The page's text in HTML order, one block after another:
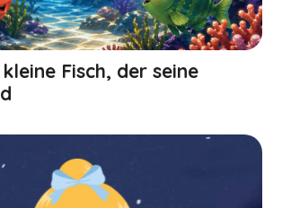
Fisch, der seine